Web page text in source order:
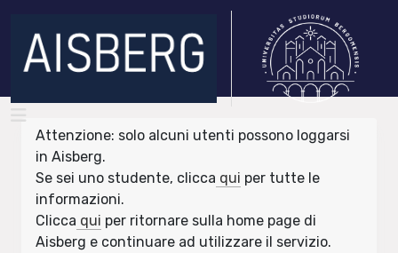
Attenzione: solo alcuni utenti possono loggarsi
in Aisberg.
Se sei uno studente, clicca qui per tutte le
informazioni.
Clicca qui per ritornare sulla home page di
Aisberg e continuare ad utilizzare il servizio.